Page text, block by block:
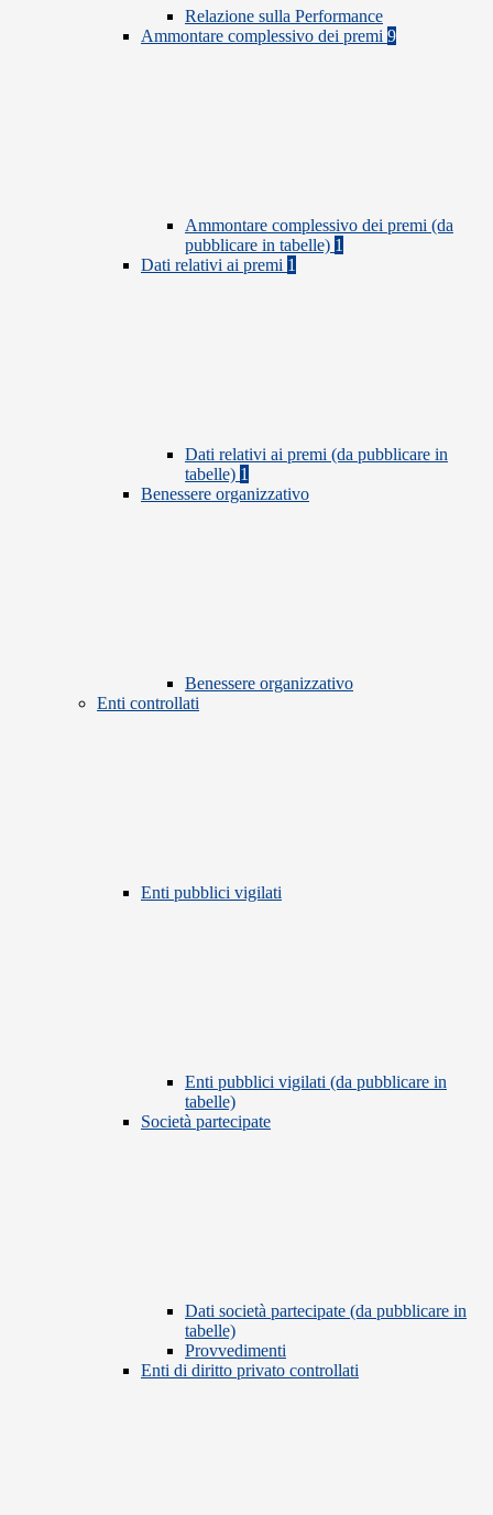
Relazione sulla Performance
Ammontare complessivo dei premi 9
Ammontare complessivo dei premi (da
pubblicare in tabelle) 1
Dati relativi ai premi 1
Dati relativi ai premi (da pubblicare in
tabelle) 1
Benessere organizzativo
Benessere organizzativo
Enti controllati
Enti pubblici vigilati
Enti pubblici vigilati (da pubblicare in
tabelle)
Società partecipate
Dati società partecipate (da pubblicare in
tabelle)
Provvedimenti
Enti di diritto privato controllati